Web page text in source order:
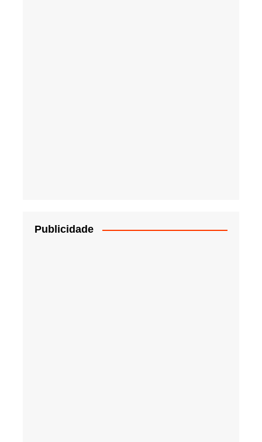
Publicidade